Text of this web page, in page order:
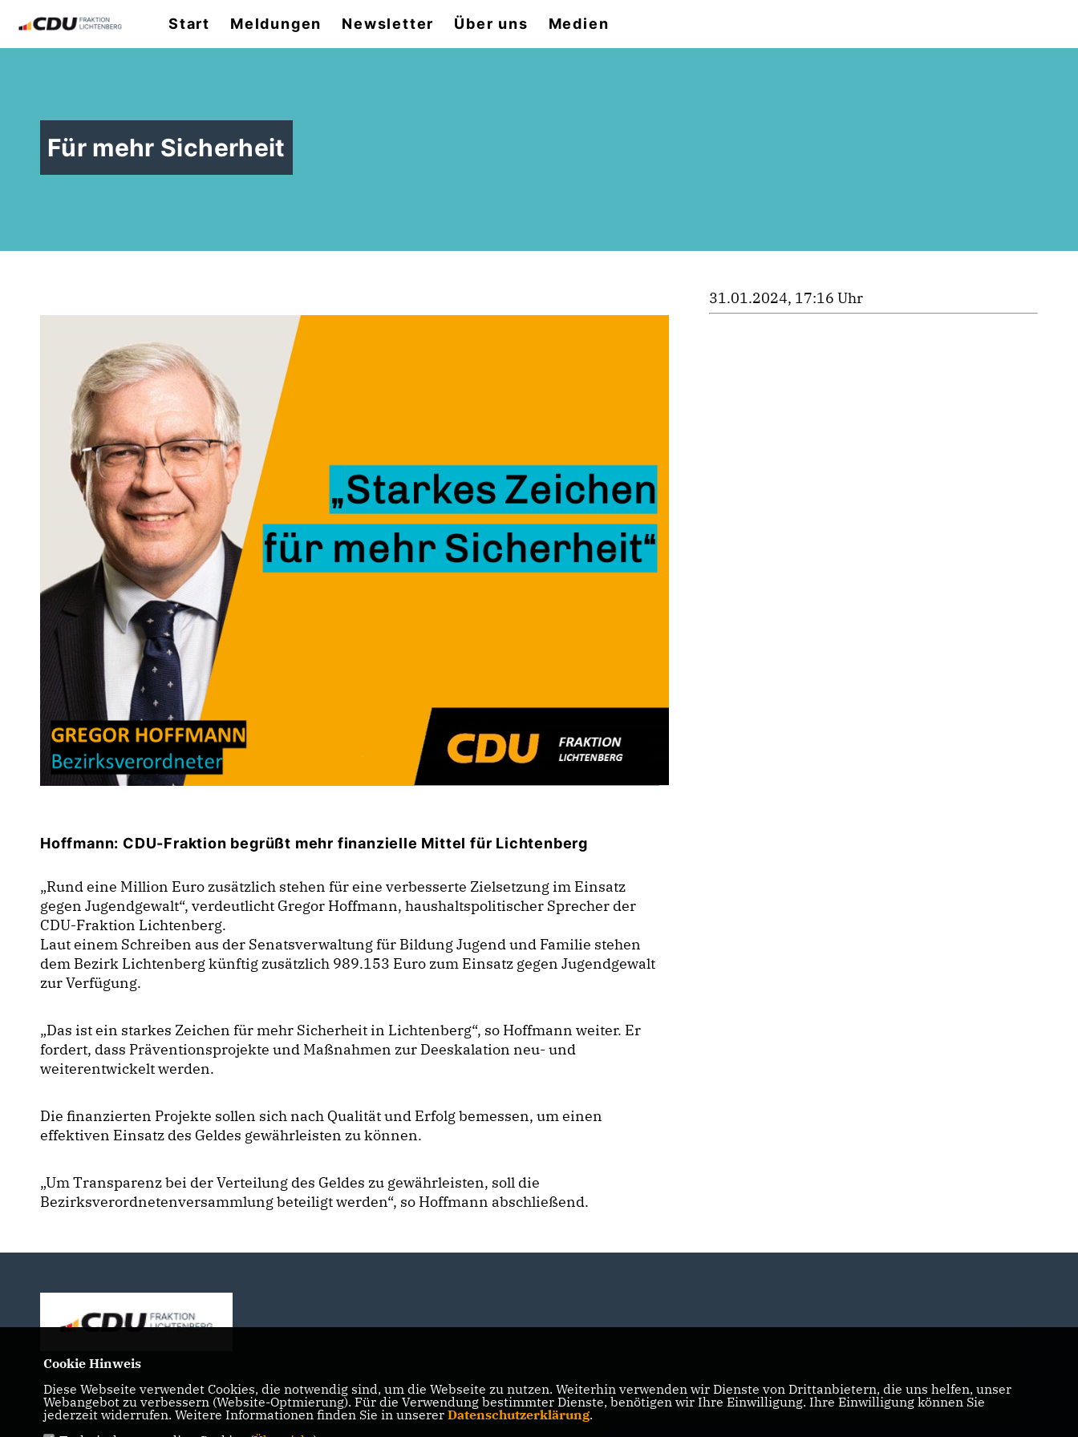
Start Meldungen Newsletter Über uns Medien
Für mehr Sicherheit
Hoffmann: CDU-Fraktion begrüßt mehr finanzielle Mittel für Lichtenberg
Rund eine Million Euro zusätzlich stehen für eine verbesserte Zielsetzung im Einsatz
gegen Jugendgewalt“, verdeutlicht Gregor Hoffmann, haushaltspolitischer Sprecher der
CDU-Fraktion Lichtenberg.
Laut einem Schreiben aus der Senatsverwaltung für Bildung Jugend und Familie stehen
dem Bezirk Lichtenberg künftig zusätzlich 989.153 Euro zum Einsatz gegen Jugendgewalt
zur Verfügung.
Das ist ein starkes Zeichen für mehr Sicherheit in Lichtenberg“, so Hoffmann weiter. Er
fordert, dass Präventionsprojekte und Maßnahmen zur Deeskalation neu- und
weiterentwickelt werden.
Die finanzierten Projekte sollen sich nach Qualität und Erfolg bemessen, um einen
effektiven Einsatz des Geldes gewährleisten zu können.
Um Transparenz bei der Verteilung des Geldes zu gewährleisten, soll die
Bezirksverordnetenversammlung beteiligt werden“, so Hoffmann abschließend.
31.01.2024, 17:16 Uhr
Cookie Hinweis
Diese Webseite verwendet Cookies, die notwendig sind, um die Webseite zu nutzen. Weiterhin verwenden wir Dienste von Drittanbietern, die uns helfen, unser
Webangebot zu verbessern (Website-Optmierung). Für die Verwendung bestimmter Dienste, benötigen wir Ihre Einwilligung. Ihre Einwilligung können Sie
jederzeit widerrufen. Weitere Informationen finden Sie in unserer Datenschutzerklärung.